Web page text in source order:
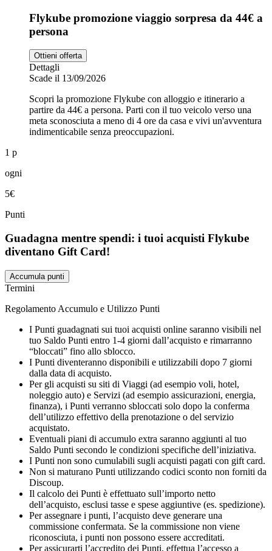
Flykube promozione viaggio sorpresa da 44€ a
persona
Ottieni offerta
Dettagli
Scade il 13/09/2026
Scopri la promozione Flykube con alloggio e itinerario a
partire da 44€ a persona. Parti con il tuo veicolo verso una
meta sconosciuta a meno di 4 ore da casa e vivi un'avventura
indimenticabile senza preoccupazioni.
1 p
ogni
5€
Punti
Guadagna mentre spendi: i tuoi acquisti Flykube
diventano Gift Card!
Accumula punti
Termini
Regolamento Accumulo e Utilizzo Punti
I Punti guadagnati sui tuoi acquisti online saranno visibili nel
tuo Saldo Punti entro 1-4 giorni dall’acquisto e rimarranno
“bloccati” fino allo sblocco.
I Punti diventeranno disponibili e utilizzabili dopo 7 giorni
dalla data di acquisto.
Per gli acquisti su siti di Viaggi (ad esempio voli, hotel,
noleggio auto) e Servizi (ad esempio assicurazioni, energia,
finanza), i Punti verranno sbloccati solo dopo la conferma
dell’utilizzo effettivo della prenotazione o del servizio
acquistato.
Eventuali piani di accumulo extra saranno aggiunti al tuo
Saldo Punti secondo le condizioni specifiche dell’iniziativa.
I Punti non sono cumulabili sugli acquisti pagati con gift card.
Non si maturano Punti utilizzando codici sconto non forniti da
Discoup.
Il calcolo dei Punti è effettuato sull’importo netto
dell’acquisto, esclusi tasse e spese aggiuntive (es. spedizione).
Per assegnare i punti, l’acquisto deve generare una
commissione confermata. Se la commissione non viene
riconosciuta, i punti non possono essere accreditati.
Per assicurarti l’accredito dei Punti, effettua l’accesso a